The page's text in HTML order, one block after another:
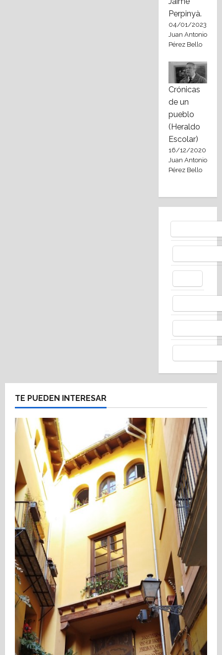
Perpinyà.
04/01/2023
Juan Antonio
Pérez Bello
Crónicas
de un
pueblo
(Heraldo
Escolar)
16/12/2020
Juan Antonio
Pérez Bello
TE PUEDEN INTERESAR